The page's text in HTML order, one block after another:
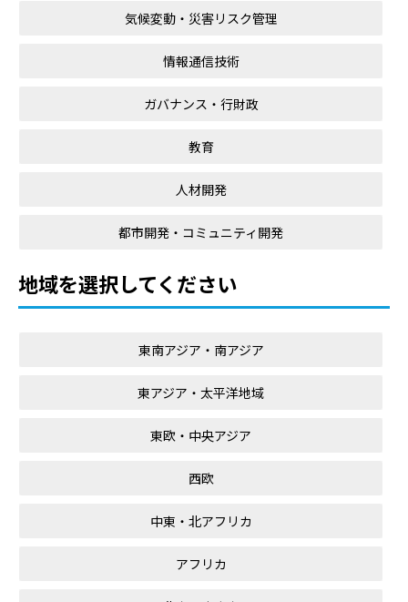
気候変動・災害リスク管理
情報通信技術
ガバナンス・行財政
教育
人材開発
都市開発・コミュニティ開発
地域を選択してください
東南アジア・南アジア
東アジア・太平洋地域
東欧・中央アジア
西欧
中東・北アフリカ
アフリカ